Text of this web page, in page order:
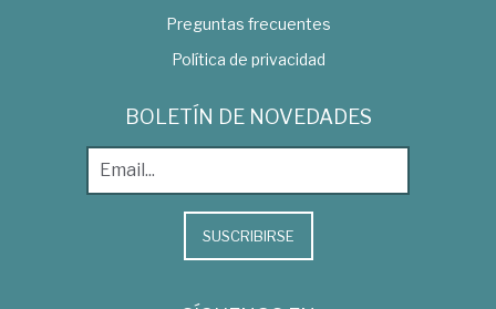
Preguntas frecuentes
Política de privacidad
BOLETÍN DE NOVEDADES
SUSCRIBIRSE